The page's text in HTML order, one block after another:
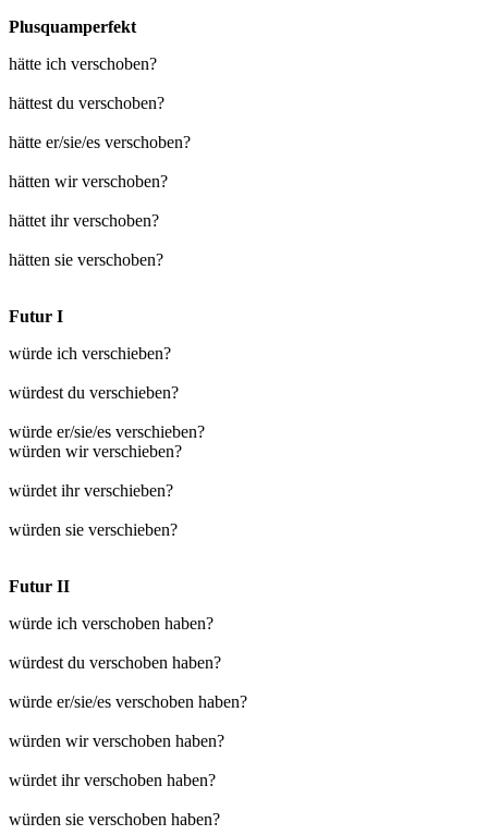
Plusquamperfekt
hätte ich verschoben?
hättest du verschoben?
hätte er/sie/es verschoben?
hätten wir verschoben?
hättet ihr verschoben?
hätten sie verschoben?
Futur I
würde ich verschieben?
würdest du verschieben?
würde er/sie/es verschieben?
würden wir verschieben?
würdet ihr verschieben?
würden sie verschieben?
Futur II
würde ich verschoben haben?
würdest du verschoben haben?
würde er/sie/es verschoben haben?
würden wir verschoben haben?
würdet ihr verschoben haben?
würden sie verschoben haben?